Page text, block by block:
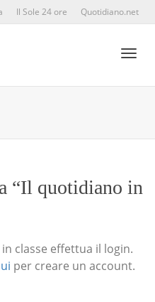
Il Sole 24 ore Quotidiano.net
“Il quotidiano in
classe effettua il login.
per creare un account.